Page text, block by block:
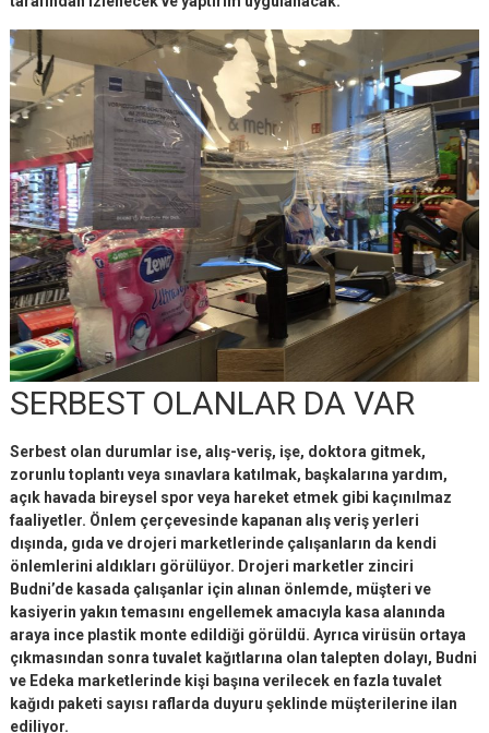
SERBEST OLANLAR DA VAR
Serbest olan durumlar ise, alış-veriş, işe, doktora gitmek,
zorunlu toplantı veya sınavlara katılmak, başkalarına yardım,
açık havada bireysel spor veya hareket etmek gibi kaçınılmaz
faaliyetler. Önlem çerçevesinde kapanan alış veriş yerleri
dışında, gıda ve drojeri marketlerinde çalışanların da kendi
önlemlerini aldıkları görülüyor. Drojeri marketler zinciri
Budni’de kasada çalışanlar için alınan önlemde, müşteri ve
kasiyerin yakın temasını engellemek amacıyla kasa alanında
araya ince plastik monte edildiği görüldü. Ayrıca virüsün ortaya
çıkmasından sonra tuvalet kağıtlarına olan talepten dolayı, Budni
ve Edeka marketlerinde kişi başına verilecek en fazla tuvalet
kağıdı paketi sayısı raflarda duyuru şeklinde müşterilerine ilan
ediliyor.